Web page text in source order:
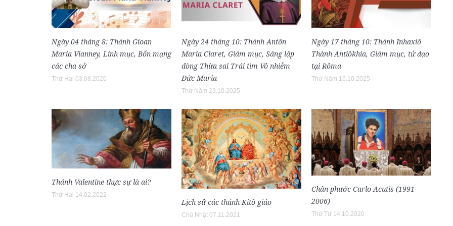
Ngày 04 tháng 8: Thánh Gioan
Maria Vianney, Linh mục, Bổn mạng
các cha sở
Thứ Hai 03.08.2026
Ngày 24 tháng 10: Thánh Antôn
Maria Claret, Giám mục, Sáng lập
dòng Thừa sai Trái tim Vô nhiễm
Đức Maria
Thứ Năm 23.10.2025
Ngày 17 tháng 10: Thánh Inhaxiô
Thành Antiôkhia, Giám mục, tử đạo
tại Rôma
Thứ Năm 16.10.2025
Thánh Valentine thực sự là ai?
Thứ Hai 14.02.2022
Lịch sử các thánh Kitô giáo
Chủ Nhật 07.11.2021
Chân phước Carlo Acutis (1991-
2006)
Thứ Tư 14.10.2020